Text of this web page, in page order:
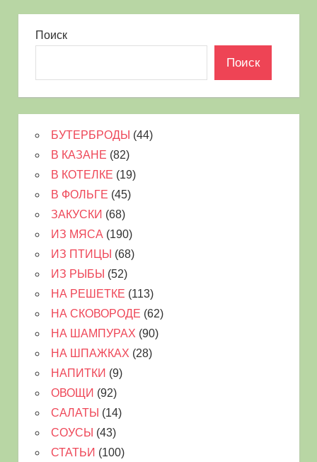
Поиск
Поиск
БУТЕРБРОДЫ (44)
В КАЗАНЕ (82)
В КОТЕЛКЕ (19)
В ФОЛЬГЕ (45)
ЗАКУСКИ (68)
ИЗ МЯСА (190)
ИЗ ПТИЦЫ (68)
ИЗ РЫБЫ (52)
НА РЕШЕТКЕ (113)
НА СКОВОРОДЕ (62)
НА ШАМПУРАХ (90)
НА ШПАЖКАХ (28)
НАПИТКИ (9)
ОВОЩИ (92)
САЛАТЫ (14)
СОУСЫ (43)
СТАТЬИ (100)